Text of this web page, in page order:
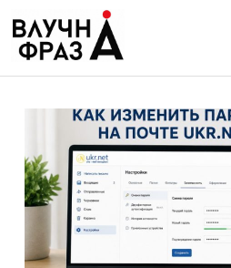
содержимому
Життя
Лайфстайл
ТехноНаука